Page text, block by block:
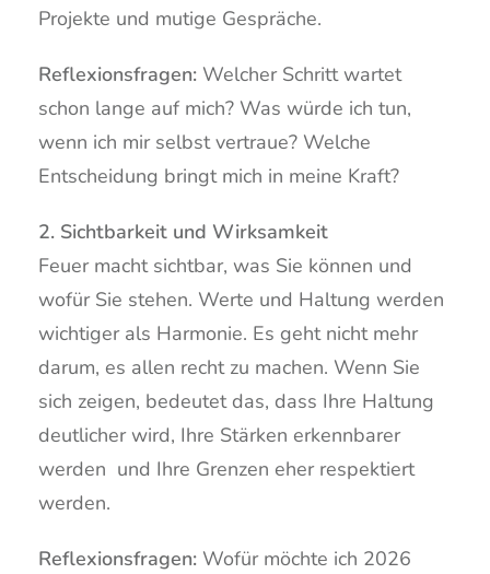
Projekte und mutige Gespräche.
Reflexionsfragen:Welcher Schritt wartet
schon lange auf mich? Was würde ich tun,
wenn ich mir selbst vertraue? Welche
Entscheidung bringt mich in meine Kraft?
2. Sichtbarkeit und Wirksamkeit
Feuer macht sichtbar, was Sie können und
wofür Sie stehen. Werte und Haltung werden
wichtiger als Harmonie. Es geht nicht mehr
darum, es allen recht zu machen. Wenn Sie
sich zeigen, bedeutet das, dass Ihre Haltung
deutlicher wird, Ihre Stärken erkennbarer
werden und Ihre Grenzen eher respektiert
werden.
Reflexionsfragen:Wofür möchte ich 2026